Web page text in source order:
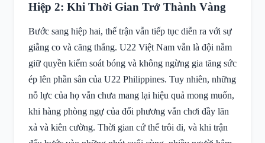
Hiệp 2: Khi Thời Gian Trở Thành Vàng
Bước sang hiệp hai, thế trận vẫn tiếp tục diễn ra với sự
giằng co và căng thẳng. U22 Việt Nam vẫn là đội nắm
giữ quyền kiểm soát bóng và không ngừng gia tăng sức
ép lên phần sân của U22 Philippines. Tuy nhiên, những
nỗ lực của họ vẫn chưa mang lại hiệu quả mong muốn,
khi hàng phòng ngự của đối phương vẫn chơi đầy lăn
xả và kiên cường. Thời gian cứ thế trôi đi, và khi trận